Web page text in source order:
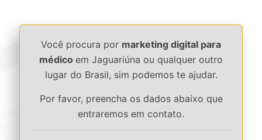
Você procura por marketing digital para
médico em Jaguariúna ou qualquer outro
lugar do Brasil, sim podemos te ajudar.
Por favor, preencha os dados abaixo que
entraremos em contato.